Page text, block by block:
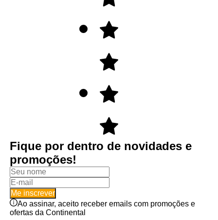
Fique por dentro de novidades e
promoções!
Me inscrever
Ao assinar, aceito receber emails com promoções e
ofertas da Continental